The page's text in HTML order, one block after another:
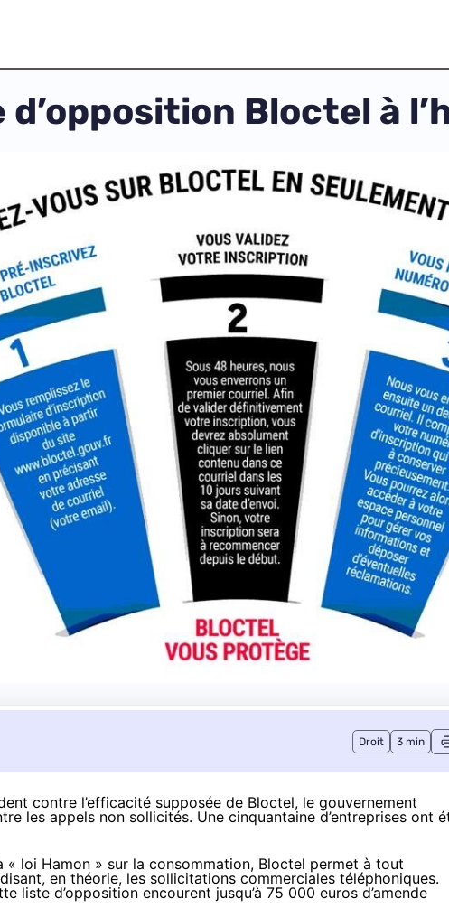
Bloctel à
Droit 3 min
contre l’efficacité supposée de Bloctel, le gouvernement
les appels non sollicités. Une cinquantaine d’entreprises ont
« loi Hamon » sur la consommation, Bloctel permet à tout
en théorie, les sollicitations commerciales téléphoniques.
liste d’opposition encourent jusqu’à 75 000 euros d’amende